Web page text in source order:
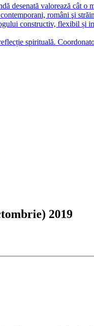
desenată valorează
români şi
constructiv, flexibil
spirituală.
2019